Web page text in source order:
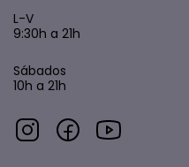
L-V
9:30h a 21h
Sábados
10h a 21h